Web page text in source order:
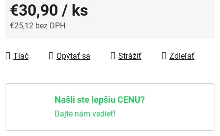
€30,90 / ks
€25,12 bez DPH
Tlač
Opýtať sa Strážiť Zdieľať
Našli ste lepšiu CENU?
Dajte nám vedieť!